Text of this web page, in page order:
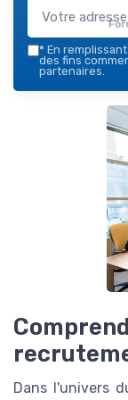
* En
des fins
partenaires.
Dans l'univers